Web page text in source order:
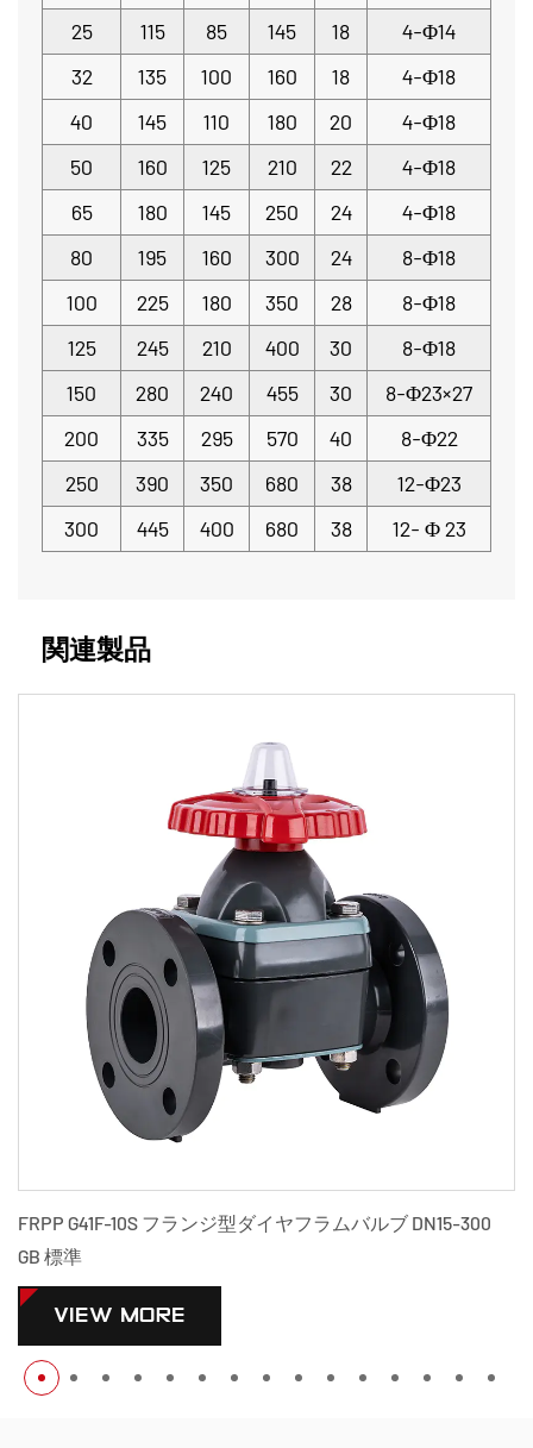
25
115 85 145 18
4-Φ14
32
135 100 160 18
4-Φ18
40
145 110 180 20
4-Φ18
50
160 125 210 22
4-Φ18
65
180 145 250 24
4-Φ18
80
195 160 300 24
8-Φ18
100
225 180 350 28
8-Φ18
125
245 210 400 30
8-Φ18
150
280 240 455 30
8-Φ23×27
200
335 295 570 40
8-Φ22
250
390 350 680 38
12-Φ23
300
445 400 680 38 12- Φ23
関連製品
フラムバルブ DN15-300
PPH G41F-10S フランジ型ダイ